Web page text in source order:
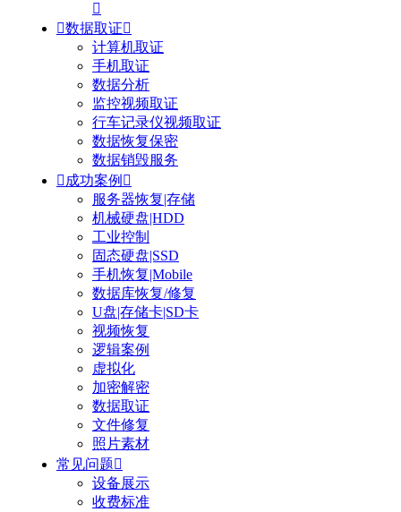

数据取证
计算机取证
手机取证
数据分析
监控视频取证
行车记录仪视频取证
数据恢复保密
数据销毁服务
 成功案例 
服务器恢复|存储
机械硬盘|HDD
工业控制
固态硬盘|SSD
手机恢复|Mobile
数据库恢复/修复
U盘|存储卡|SD卡
视频恢复
逻辑案例
虚拟化
加密解密
数据取证
文件修复
照片素材
常见问题
设备展示
收费标准